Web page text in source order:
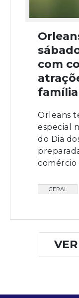
com
família
Orleans
especial
do Dia
comércio
GERAL